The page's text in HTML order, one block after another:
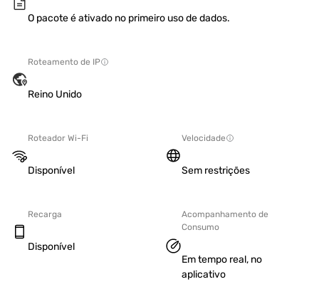
O pacote é ativado no primeiro uso de dados.
Roteamento de IP
Reino Unido
Roteador Wi-Fi
Disponível
Velocidade
Sem restrições
Recarga
Disponível
Acompanhamento de
Consumo
Em tempo real, no
aplicativo